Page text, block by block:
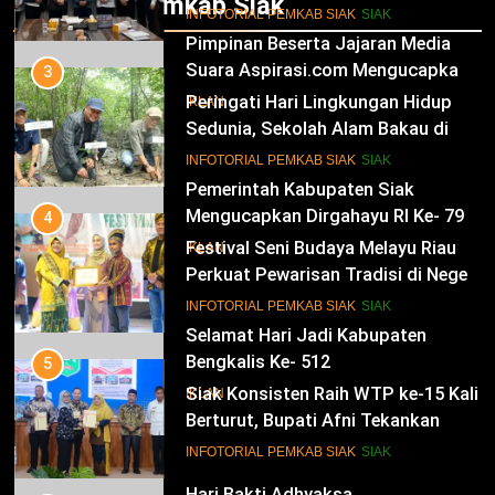
12
Pimpinan Beserta Jajaran Media
Suara Aspirasi.com Mengucapkan
Selamat HUT RI Ke-79
IKLAN
13
Pemerintah Kabupaten Siak
Mengucapkan Dirgahayu RI Ke- 79
IKLAN
14
Selamat Hari Jadi Kabupaten
Bengkalis Ke- 512
IKLAN
15
Kesultanan Siak
INFOTORIAL PEMKAB SIAK SIAK
3
Peringati Hari Lingkungan Hidup
Sedunia, Sekolah Alam Bakau di
Siak Cetak Generasi Penjaga
Pesisir
INFOTORIAL PEMKAB SIAK SIAK
4
Festival Seni Budaya Melayu Riau
Perkuat Pewarisan Tradisi di Negeri
Istana
INFOTORIAL PEMKAB SIAK SIAK
5
Siak Konsisten Raih WTP ke-15 Kali
Berturut, Bupati Afni Tekankan
Penguatan Tata Kelola Keuangan
INFOTORIAL PEMKAB SIAK SIAK